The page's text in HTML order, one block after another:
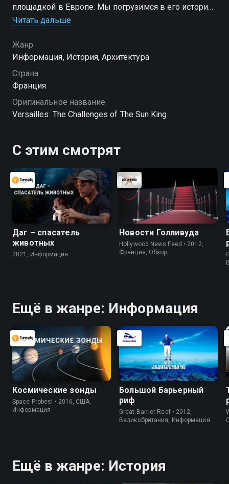
площадкой в Европе. Мы погрузимся в его историю
и узнаем, какой исполинской задачей было
Читать дальше
Жанр
Информация, История, Архитектура
Страна
Франция
Оригинальное название
Versailles: The Challenges of The Sun King
С этим смотрят
Даг – спасатель
животных
2021, Информация
Новости Голливуда
Hollywood News Feed • 2012,
Франция, Обзор
Ещё в жанре: Информация
Космические зонды
Space Probes! • 2016, США,
Информация
Большой Барьерный
риф
Great Barrier Reef • 2012,
Великобритания, Информация
Ещё в жанре: История